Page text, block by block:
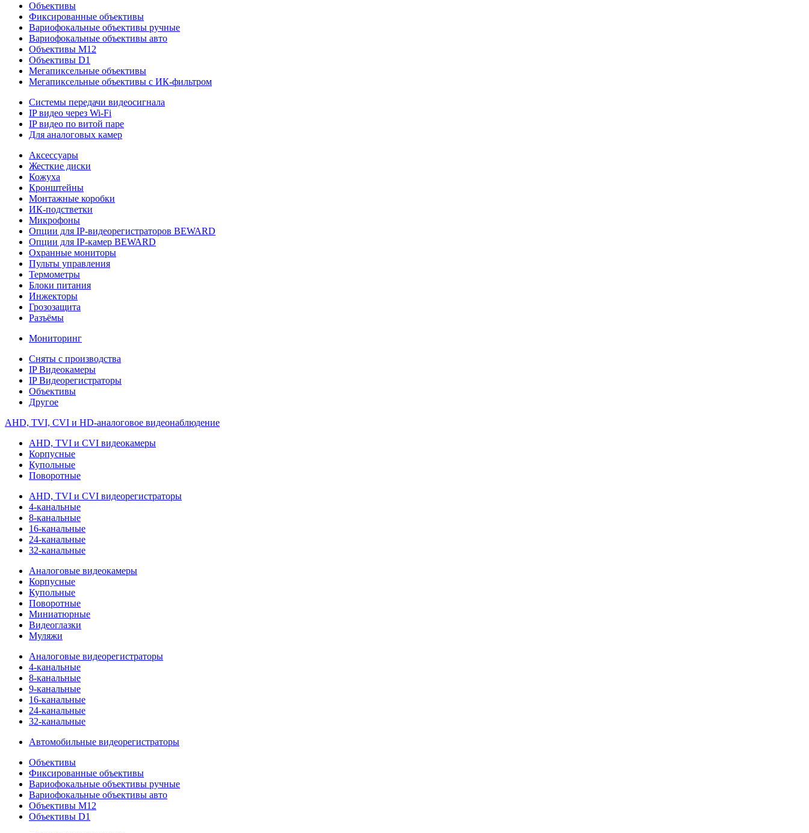
Объективы
Фиксированные объективы
Вариофокальные объективы ручные
Вариофокальные объективы авто
Объективы М12
Объективы D1
Мегапиксельные объективы
Мегапиксельные объективы с ИК-фильтром
Системы передачи видеосигнала
IP видео через Wi-Fi
IP видео по витой паре
Для аналоговых камер
Аксессуары
Жесткие диски
Кожуха
Кронштейны
Монтажные коробки
ИК-подстветки
Микрофоны
Опции для IP-видеорегистраторов BEWARD
Опции для IP-камер BEWARD
Охранные мониторы
Пульты управления
Термометры
Блоки питания
Инжекторы
Грозозащита
Разъёмы
Мониторинг
Сняты с производства
IP Видеокамеры
IP Видеорегистраторы
Объективы
Другое
AHD, TVI, CVI и HD-аналоговое видеонаблюдение
AHD, TVI и CVI видеокамеры
Корпусные
Купольные
Поворотные
AHD, TVI и CVI видеорегистраторы
4-канальные
8-канальные
16-канальные
24-канальные
32-канальные
Аналоговые видеокамеры
Корпусные
Купольные
Поворотные
Миниатюрные
Видеоглазки
Муляжи
Аналоговые видеорегистраторы
4-канальные
8-канальные
9-канальные
16-канальные
24-канальные
32-канальные
Автомобильные видеорегистраторы
Объективы
Фиксированные объективы
Вариофокальные объективы ручные
Вариофокальные объективы авто
Объективы M12
Объективы D1